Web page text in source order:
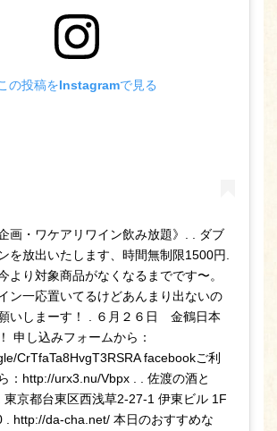
の投稿をInstagramで見る
画・ワケアリワイン飲み放題》. . ダブ
を放出いたします、時間無制限1500円.
より対象商品がなくなるまでです〜。
ン一応置いてるけどあんまり出ないの
いしまーす！ . ６月２６日 金鶴日本
申し込みフォームから：
CrTfaTa8HvgT3RSRA facebookご利
：http://urx3.nu/Vbpx . . 佐渡の酒と
京都台東区西浅草2-27-1 伊東ビル 1F
. http://da-cha.net/ 本日のおすすめな